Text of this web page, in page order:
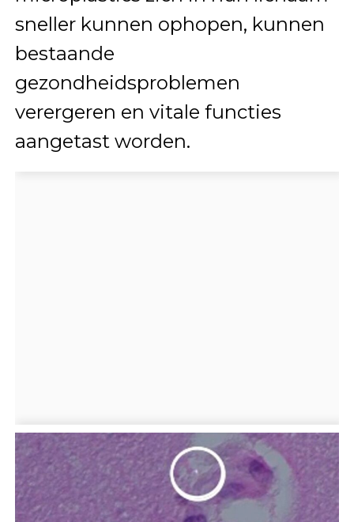
sneller kunnen ophopen, kunnen
bestaande
gezondheidsproblemen
verergeren en vitale functies
aangetast worden.